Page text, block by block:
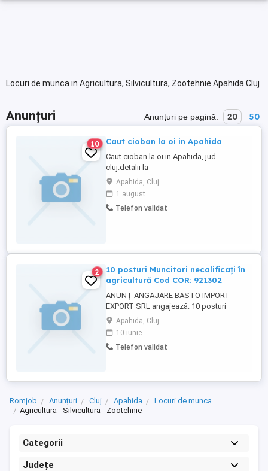
Locuri de munca in Agricultura, Silvicultura, Zootehnie Apahida Cluj
Anunțuri Anunțuri pe pagină: 20 50
10 Caut cioban la oi in Apahida
Caut cioban la oi in Apahida, jud
cluj.detalii la
Apahida, Cluj
1 august
Telefon validat
2
10 posturi Muncitori necalificați în
agricultură Cod COR: 921302
ANUNȚ ANGAJARE BASTO IMPORT
EXPORT SRL angajează: 10 posturi
Muncitori necalificați în agricultură Cod
COR: 921302 Adresă: com. Apahida str.
Libertății nr. 337 jud. Cluj Cerințe: * Studii
generale; * Nu este necesară experiența; *
Apahida, Cluj
10 iunie
Telefon validat
Romjob Anunțuri Cluj Apahida
Locuri de munca
Agricultura - Silvicultura - Zootehnie
Categorii
Județe